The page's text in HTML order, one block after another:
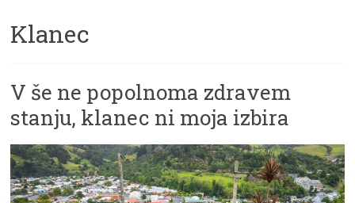
Klanec
V še ne popolnoma zdravem
stanju, klanec ni moja izbira